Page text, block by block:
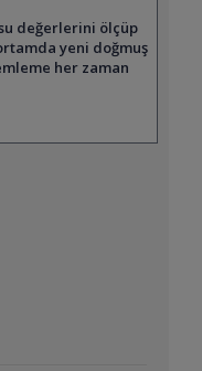
değerlerini ölçüp
yeni doğmuş
her zaman